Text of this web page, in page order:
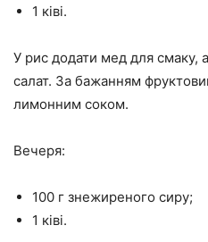
1 ківі.
У рис додати мед для смаку,
салат. За бажанням
лимонним соком.
Вечеря:
100 г знежиреного сиру;
1 ківі.